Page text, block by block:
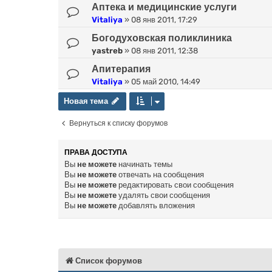
Аптека и медицинские услуги
Vitaliya » 08 янв 2011, 17:29
Богодуховская поликлиника
yastreb » 08 янв 2011, 12:38
Апитерапия
Vitaliya » 05 май 2010, 14:49
Новая тема
Новая тема
Вернуться к списку форумов
ПРАВА ДОСТУПА
Вы не можете начинать темы
Вы не можете отвечать на сообщения
Вы не можете редактировать свои сообщения
Вы не можете удалять свои сообщения
Вы не можете добавлять вложения
Список форумов